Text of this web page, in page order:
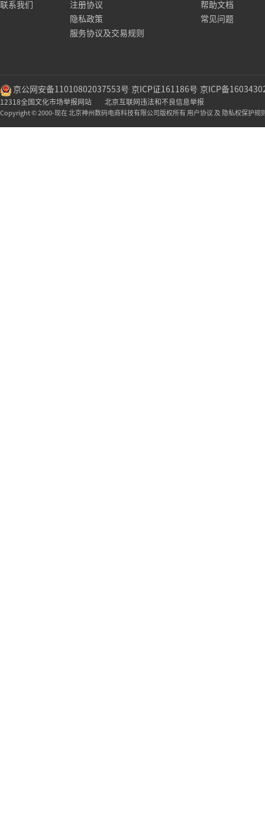
联系我们
注册协议
隐私政策
服务协议及交易规则
帮助文档
常见问题
京公网安备11010802037553号 京ICP证161186号 京ICP备
12318全国文化市场举报网站 北京互联网违法和不良信息举报
Copyright © 2000-现在 北京神州数码电商科技有限公司版权所有 用户协议 及 隐私权保护规